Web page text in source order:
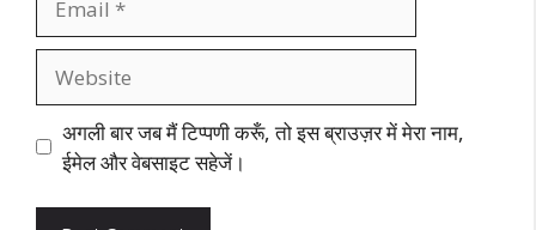
अगली बार जब मैं टिप्पणी करूँ, तो इस ब्राउज़र में मेरा नाम,
ईमेल और वेबसाइट सहेजें।